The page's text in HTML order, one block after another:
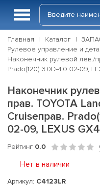
Главная Каталог
Рулевое управление и
Наконечник рулевой лев./
Prado(120) 3.0D-4.0 02-09,
Наконечник
прав. TOYOTA
Cruiseправ.
02-09, LEXUS
Рейтинг 0.0
Нет в наличии
Артикул: C4123LR